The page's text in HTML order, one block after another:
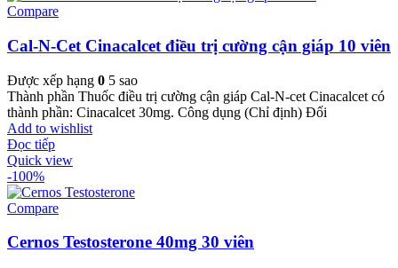
Compare
Cal-N-Cet Cinacalcet điều trị cường cận giáp 10 viên
Được xếp hạng 0 5 sao
Thành phần Thuốc điều trị cường cận giáp Cal-N-cet Cinacalcet có
thành phần: Cinacalcet 30mg. Công dụng (Chỉ định) Đối
Add to wishlist
Đọc tiếp
Quick view
-100%
Compare
Cernos Testosterone 40mg 30 viên